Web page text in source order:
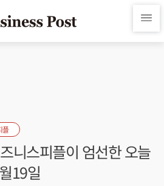
플
니스피플이 엄선한 오늘
19일